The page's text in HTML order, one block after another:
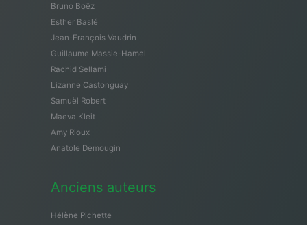
Bruno Boëz
Esther Baslé
Jean-François Vaudrin
Guillaume Massie-Hamel
Rachid Sellami
Lizanne Castonguay
Samuël Robert
Maeva Kleit
Amy Rioux
Anatole Demougin
Anciens auteurs
Hélène Pichette